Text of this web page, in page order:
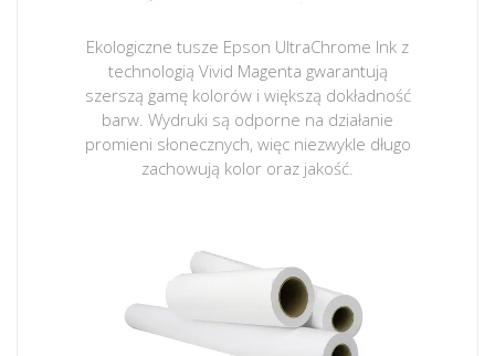
Ekologiczne tusze Epson UltraChrome Ink z
technologią Vivid Magenta gwarantują
szerszą gamę kolorów i większą dokładność
barw. Wydruki są odporne na działanie
promieni słonecznych, więc niezwykle długo
zachowują kolor oraz jakość.